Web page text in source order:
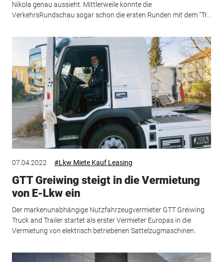
Nikola genau aussieht. Mittlerweile konnte die
VerkehrsRundschau sogar schon die ersten Runden mit dem "Tr...
07.04.2022 #Lkw Miete Kauf Leasing
GTT Greiwing steigt in die Vermietung
von E-Lkw ein
Der markenunabhängige Nutzfahrzeugvermieter GTT Greiwing
Truck and Trailer startet als erster Vermieter Europas in die
Vermietung von elektrisch betriebenen Sattelzugmaschinen.